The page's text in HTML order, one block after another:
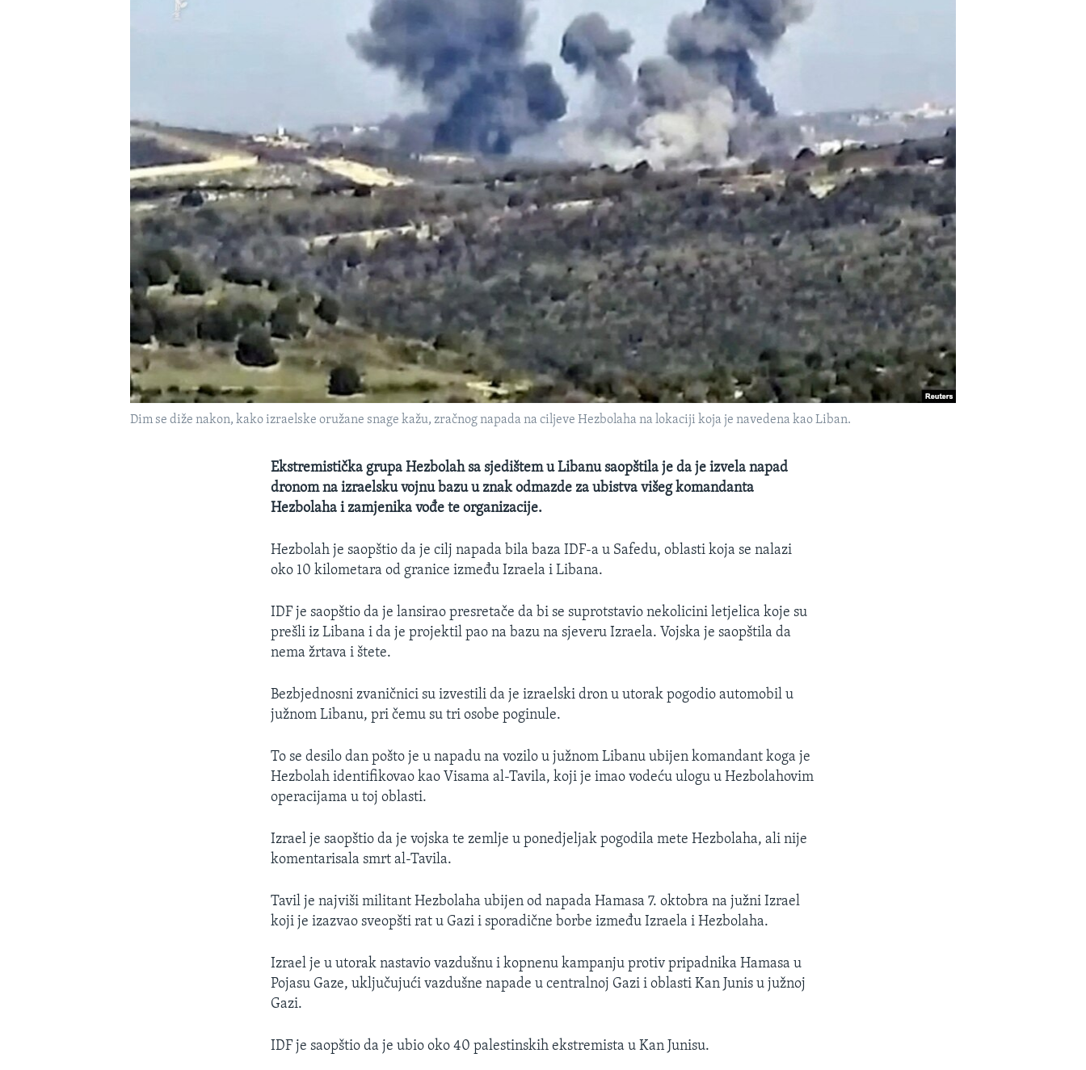
Dim se diže nakon, kako izraelske oružane snage kažu, zračnog napada na ciljeve Hezbolaha na lokaciji koja je navedena kao Liban.
Ekstremistička grupa Hezbolah sa sjedištem u Libanu saopštila je da je izvela napad
dronom na izraelsku vojnu bazu u znak odmazde za ubistva višeg komandanta
Hezbolaha i zamjenika vođe te organizacije.
Hezbolah je saopštio da je cilj napada bila baza IDF-a u Safedu, oblasti koja se nalazi
oko 10 kilometara od granice između Izraela i Libana.
IDF je saopštio da je lansirao presretače da bi se suprotstavio nekolicini letjelica koje su
prešli iz Libana i da je projektil pao na bazu na sjeveru Izraela. Vojska je saopštila da
nema žrtava i štete.
Bezbjednosni zvaničnici su izvestili da je izraelski dron u utorak pogodio automobil u
južnom Libanu, pri čemu su tri osobe poginule.
To se desilo dan pošto je u napadu na vozilo u južnom Libanu ubijen komandant koga je
Hezbolah identifikovao kao Visama al-Tavila, koji je imao vodeću ulogu u Hezbolahovim
operacijama u toj oblasti.
Izrael je saopštio da je vojska te zemlje u ponedjeljak pogodila mete Hezbolaha, ali nije
komentarisala smrt al-Tavila.
Tavil je najviši militant Hezbolaha ubijen od napada Hamasa 7. oktobra na južni Izrael
koji je izazvao sveopšti rat u Gazi i sporadične borbe između Izraela i Hezbolaha.
Izrael je u utorak nastavio vazdušnu i kopnenu kampanju protiv pripadnika Hamasa u
Pojasu Gaze, uključujući vazdušne napade u centralnoj Gazi i oblasti Kan Junis u južnoj
Gazi.
IDF je saopštio da je ubio oko 40 palestinskih ekstremista u Kan Junisu.